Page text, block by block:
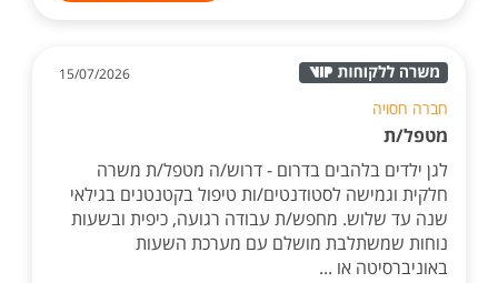
15/07/2026
חברה חסויה
מטפל/ת
לגן ילדים בלהבים בדרום - דרוש/ה מטפל/ת משרה
חלקית וגמישה לסטודנטים/ות טיפול בקטנטנים בגילאי
שנה עד שלוש. מחפש/ת עבודה רגועה, כיפית ובשעות
נוחות שמשתלבת מושלם עם מערכת השעות
באוניברסיטה או ...